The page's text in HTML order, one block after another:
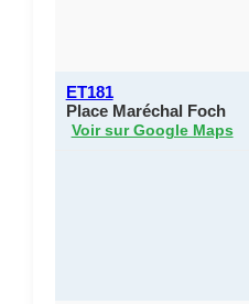
ET181
Place Maréchal Foch
Voir sur Google Maps